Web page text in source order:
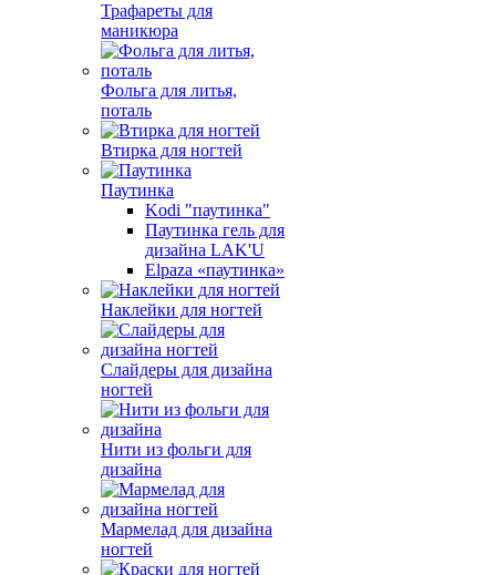
Трафареты для
маникюра
Фольга для литья,
поталь
Втирка для ногтей
Паутинка
Kodi "паутинка"
Паутинка гель для
дизайна LAK'U
Elpaza «паутинка»
Наклейки для ногтей
Слайдеры для дизайна
ногтей
Нити из фольги для
дизайна
Мармелад для дизайна
ногтей